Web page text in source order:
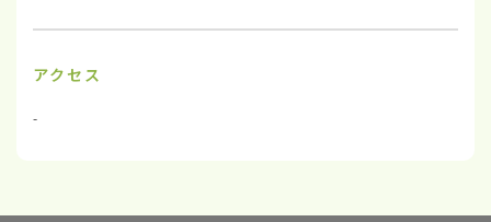
アクセス
-